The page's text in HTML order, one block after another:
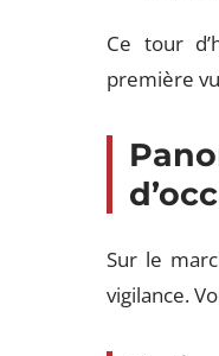
Ce tour
première
Sur le
vigilance.